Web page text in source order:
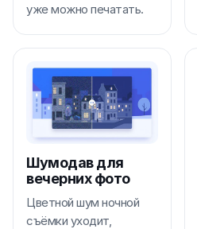
уже можно печатать.
Шумодав для
вечерних фото
Цветной шум ночной
съёмки уходит,